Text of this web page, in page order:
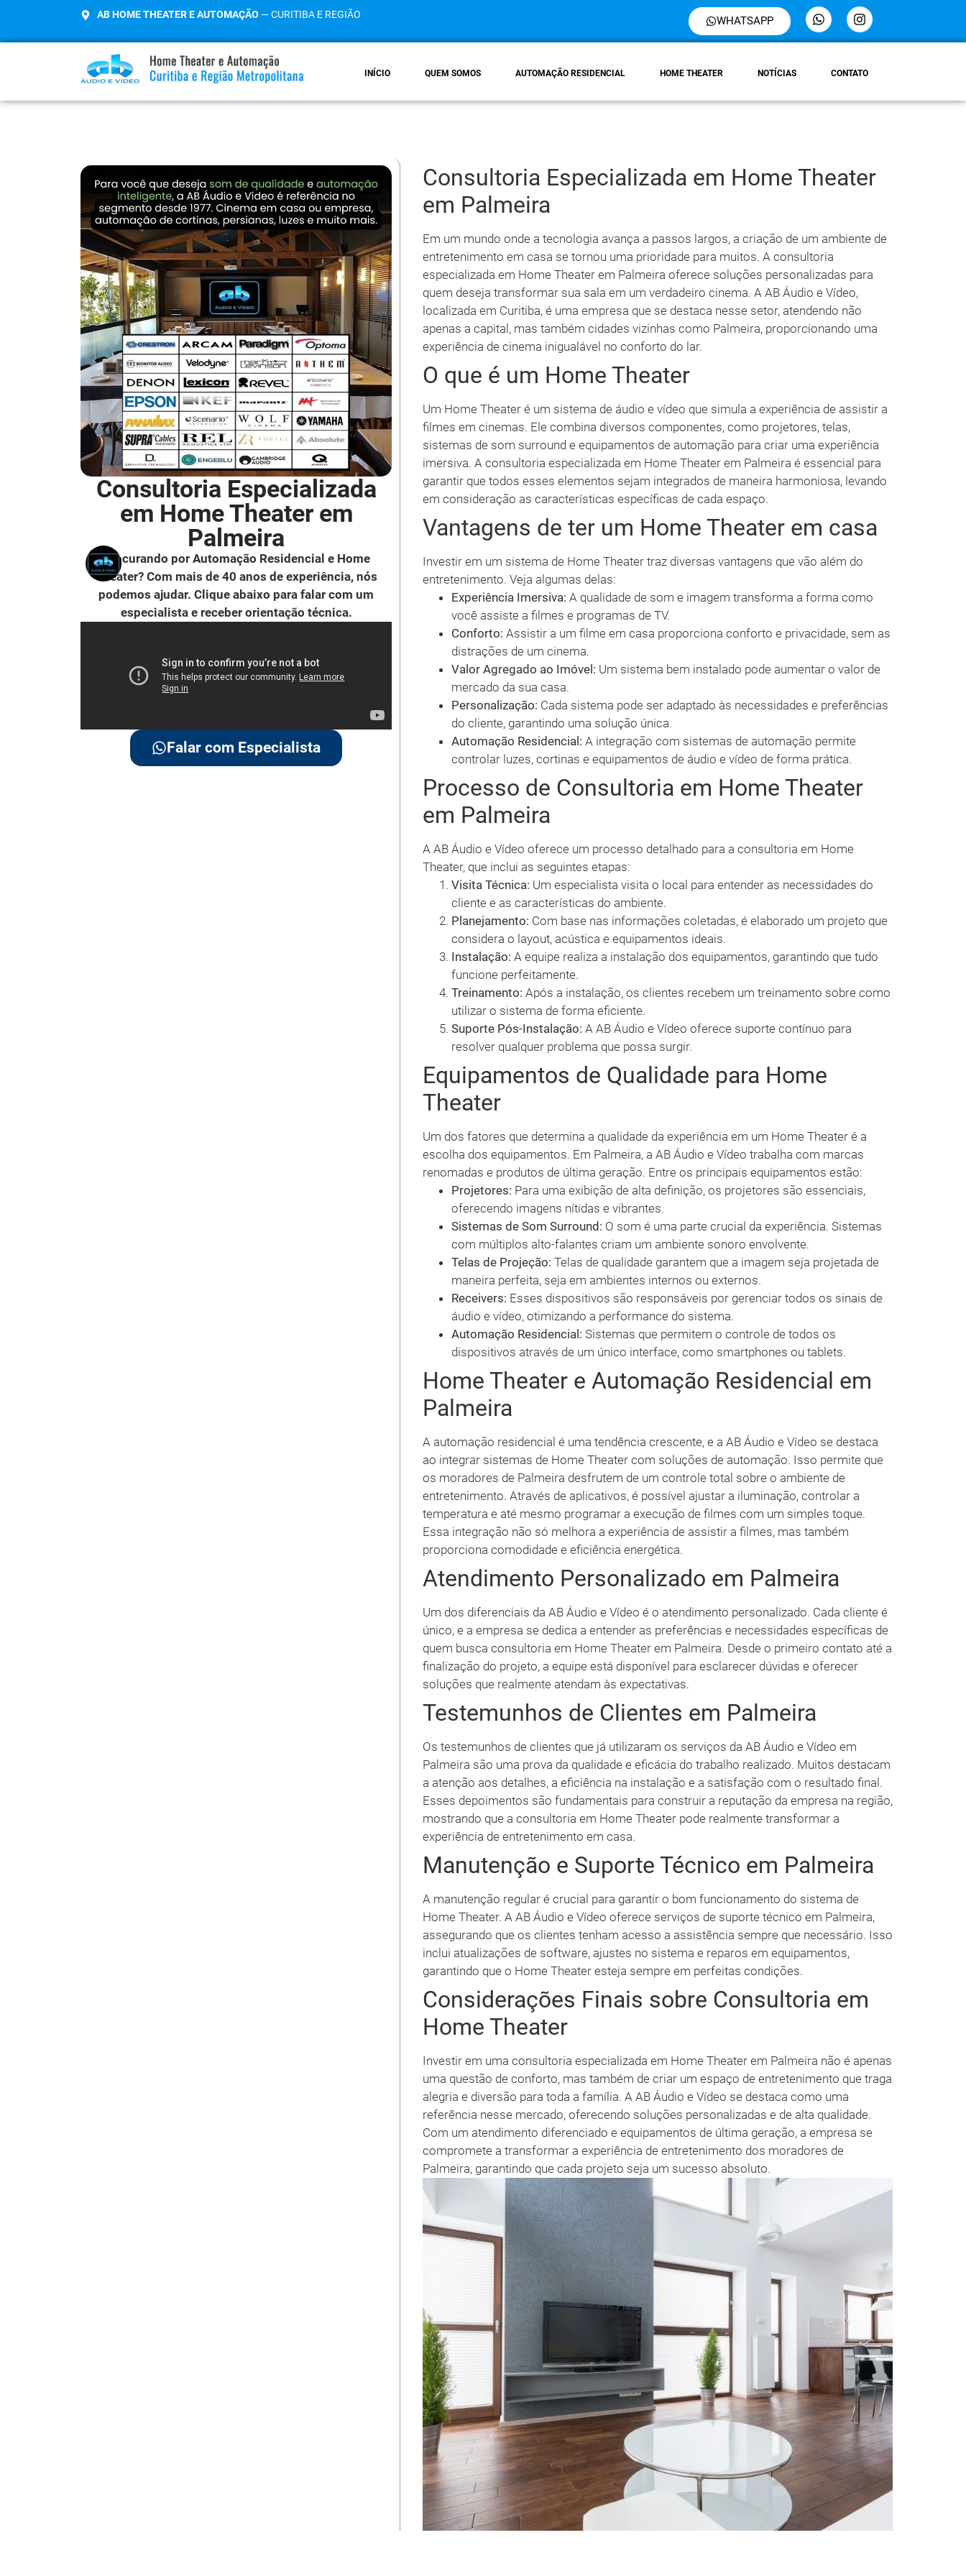
AB HOME THEATER E AUTOMAÇÃO — CURITIBA E REGIÃO WHATSAPP
INÍCIO QUEM SOMOS AUTOMAÇÃO RESIDENCIAL HOME THEATER NOTÍCIAS CONTATO
Consultoria Especializada
em Home Theater em
Palmeira
Procurando por Automação Residencial e Home
Theater? Com mais de 40 anos de experiência, nós
podemos ajudar. Clique abaixo para falar com um
especialista e receber orientação técnica.
Falar com Especialista
Consultoria Especializada em Home Theater
em Palmeira
Em um mundo onde a tecnologia avança a passos largos, a criação de um ambiente de
entretenimento em casa se tornou uma prioridade para muitos. A consultoria
especializada em Home Theater em Palmeira oferece soluções personalizadas para
quem deseja transformar sua sala em um verdadeiro cinema. A AB Áudio e Vídeo,
localizada em Curitiba, é uma empresa que se destaca nesse setor, atendendo não
apenas a capital, mas também cidades vizinhas como Palmeira, proporcionando uma
experiência de cinema inigualável no conforto do lar.
O que é um Home Theater
Um Home Theater é um sistema de áudio e vídeo que simula a experiência de assistir a
filmes em cinemas. Ele combina diversos componentes, como projetores, telas,
sistemas de som surround e equipamentos de automação para criar uma experiência
imersiva. A consultoria especializada em Home Theater em Palmeira é essencial para
garantir que todos esses elementos sejam integrados de maneira harmoniosa, levando
em consideração as características específicas de cada espaço.
Vantagens de ter um Home Theater em casa
Investir em um sistema de Home Theater traz diversas vantagens que vão além do
entretenimento. Veja algumas delas:
Experiência Imersiva: A qualidade de som e imagem transforma a forma como
você assiste a filmes e programas de TV.
Conforto: Assistir a um filme em casa proporciona conforto e privacidade, sem as
distrações de um cinema.
Valor Agregado ao Imóvel: Um sistema bem instalado pode aumentar o valor de
mercado da sua casa.
Personalização: Cada sistema pode ser adaptado às necessidades e preferências
do cliente, garantindo uma solução única.
Automação Residencial: A integração com sistemas de automação permite
controlar luzes, cortinas e equipamentos de áudio e vídeo de forma prática.
Processo de Consultoria em Home Theater
em Palmeira
A AB Áudio e Vídeo oferece um processo detalhado para a consultoria em Home
Theater, que inclui as seguintes etapas:
Visita Técnica: Um especialista visita o local para entender as necessidades do
cliente e as características do ambiente.
Planejamento: Com base nas informações coletadas, é elaborado um projeto que
considera o layout, acústica e equipamentos ideais.
Instalação: A equipe realiza a instalação dos equipamentos, garantindo que tudo
funcione perfeitamente.
Treinamento: Após a instalação, os clientes recebem um treinamento sobre como
utilizar o sistema de forma eficiente.
Suporte Pós-Instalação: A AB Áudio e Vídeo oferece suporte contínuo para
resolver qualquer problema que possa surgir.
Equipamentos de Qualidade para Home
Theater
Um dos fatores que determina a qualidade da experiência em um Home Theater é a
escolha dos equipamentos. Em Palmeira, a AB Áudio e Vídeo trabalha com marcas
renomadas e produtos de última geração. Entre os principais equipamentos estão:
Projetores: Para uma exibição de alta definição, os projetores são essenciais,
oferecendo imagens nítidas e vibrantes.
Sistemas de Som Surround: O som é uma parte crucial da experiência. Sistemas
com múltiplos alto-falantes criam um ambiente sonoro envolvente.
Telas de Projeção: Telas de qualidade garantem que a imagem seja projetada de
maneira perfeita, seja em ambientes internos ou externos.
Receivers: Esses dispositivos são responsáveis por gerenciar todos os sinais de
áudio e vídeo, otimizando a performance do sistema.
Automação Residencial: Sistemas que permitem o controle de todos os
dispositivos através de um único interface, como smartphones ou tablets.
Home Theater e Automação Residencial em
Palmeira
A automação residencial é uma tendência crescente, e a AB Áudio e Vídeo se destaca
ao integrar sistemas de Home Theater com soluções de automação. Isso permite que
os moradores de Palmeira desfrutem de um controle total sobre o ambiente de
entretenimento. Através de aplicativos, é possível ajustar a iluminação, controlar a
temperatura e até mesmo programar a execução de filmes com um simples toque.
Essa integração não só melhora a experiência de assistir a filmes, mas também
proporciona comodidade e eficiência energética.
Atendimento Personalizado em Palmeira
Um dos diferenciais da AB Áudio e Vídeo é o atendimento personalizado. Cada cliente é
único, e a empresa se dedica a entender as preferências e necessidades específicas de
quem busca consultoria em Home Theater em Palmeira. Desde o primeiro contato até a
finalização do projeto, a equipe está disponível para esclarecer dúvidas e oferecer
soluções que realmente atendam às expectativas.
Testemunhos de Clientes em Palmeira
Os testemunhos de clientes que já utilizaram os serviços da AB Áudio e Vídeo em
Palmeira são uma prova da qualidade e eficácia do trabalho realizado. Muitos destacam
a atenção aos detalhes, a eficiência na instalação e a satisfação com o resultado final.
Esses depoimentos são fundamentais para construir a reputação da empresa na região,
mostrando que a consultoria em Home Theater pode realmente transformar a
experiência de entretenimento em casa.
Manutenção e Suporte Técnico em Palmeira
A manutenção regular é crucial para garantir o bom funcionamento do sistema de
Home Theater. A AB Áudio e Vídeo oferece serviços de suporte técnico em Palmeira,
assegurando que os clientes tenham acesso a assistência sempre que necessário. Isso
inclui atualizações de software, ajustes no sistema e reparos em equipamentos,
garantindo que o Home Theater esteja sempre em perfeitas condições.
Considerações Finais sobre Consultoria em
Home Theater
Investir em uma consultoria especializada em Home Theater em Palmeira não é apenas
uma questão de conforto, mas também de criar um espaço de entretenimento que traga
alegria e diversão para toda a família. A AB Áudio e Vídeo se destaca como uma
referência nesse mercado, oferecendo soluções personalizadas e de alta qualidade.
Com um atendimento diferenciado e equipamentos de última geração, a empresa se
compromete a transformar a experiência de entretenimento dos moradores de
Palmeira, garantindo que cada projeto seja um sucesso absoluto.